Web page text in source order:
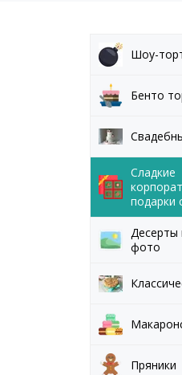
Шоу-
Бенто
Сладкие
подарки
Десерты
фото
Пряники